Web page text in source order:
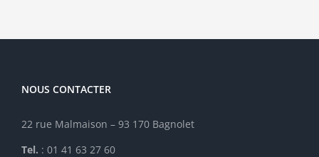
NOUS CONTACTER
22 rue Malmaison – 93 170 Bagnolet
Tel. : 01 41 63 27 60